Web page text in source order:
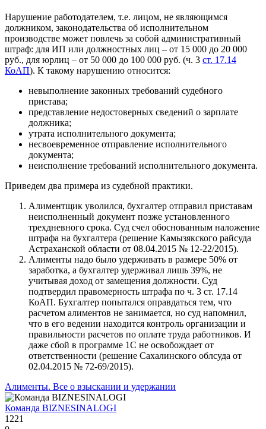
Нарушение работодателем, т.е. лицом, не являющимся
должником, законодательства об исполнительном
производстве может повлечь за собой административный
штраф: для ИП или должностных лиц – от 15 000 до 20 000
руб., для юрлиц – от 50 000 до 100 000 руб. (ч. 3 ст. 17.14
КоАП). К такому нарушению относится:
невыполнение законных требований судебного
пристава;
представление недостоверных сведений о зарплате
должника;
утрата исполнительного документа;
несвоевременное отправление исполнительного
документа;
неисполнение требований исполнительного документа.
Приведем два примера из судебной практики.
Алиментщик уволился, бухгалтер отправил приставам
неисполненный документ позже установленного
трехдневного срока. Суд счел обоснованным наложение
штрафа на бухгалтера (решение Камызякского райсуда
Астраханской области от 08.04.2015 № 12-22/2015).
Алименты надо было удерживать в размере 50% от
заработка, а бухгалтер удерживал лишь 39%, не
учитывая доход от замещения должности. Суд
подтвердил правомерность штрафа по ч. 3 ст. 17.14
КоАП. Бухгалтер попытался оправдаться тем, что
расчетом алиментов не занимается, но суд напомнил,
что в его ведении находится контроль организации и
правильности расчетов по оплате труда работников. И
даже сбой в программе 1С не освобождает от
ответственности (решение Сахалинского облсуда от
02.04.2015 № 72-69/2015).
Алименты. Все о взыскании и удержании
Команда BIZNESINALOGI
1221